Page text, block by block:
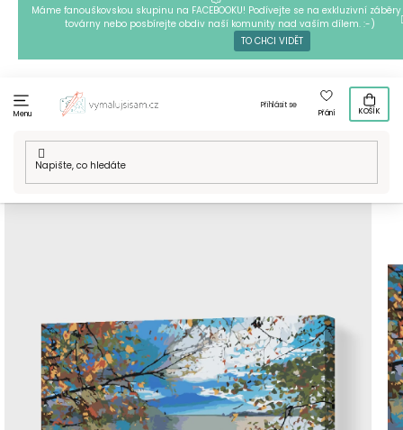
Přejít
obsah
Máme fanouškovskou skupinu na FACEBOOKU! Podívejte se na exkluzivní záběry
továrny nebo posbírejte obdiv naší komunity nad vaším dílem. :-)
TO CHCI VIDĚT
Menu
Přihlásit se
Přání
KOŠÍK
Domů
/ Techniky / Malování podle čísel / Malování podle čísel
- Chiemské jezero